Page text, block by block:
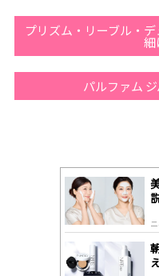
プリズム・リーブル・
細
パルファム